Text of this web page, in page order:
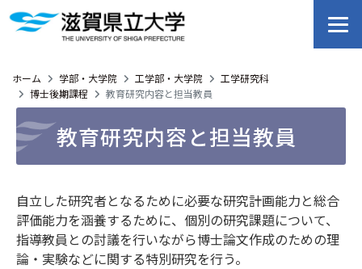
ホーム 学部・大学院 工学部・大学院
工学研究科
博士後期課程
教育研究内容と担当教員
教育研究内容と担当教員
自立した研究者となるために必要な研究計画能力と総合
評価能力を涵養するために、個別の研究課題について、
指導教員との討議を行いながら博士論文作成のための理
論・実験などに関する特別研究を行う。